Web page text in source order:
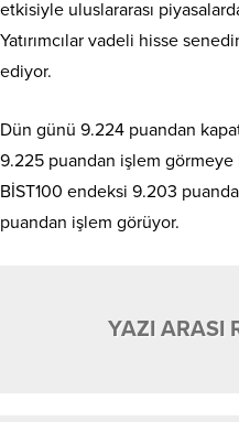
etkisiyle uluslararası
Yatırımcılar vadeli hisse
ediyor.
Dün günü 9.224 puandan
9.225 puandan işlem görmeye
BİST100 endeksi 9.203
puandan işlem görüyor.
YAZI ARASI